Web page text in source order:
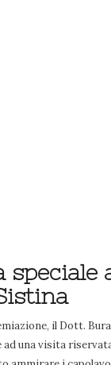
speciale
il Dott.
una visita